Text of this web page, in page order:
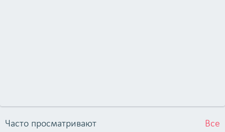
Часто просматривают Все